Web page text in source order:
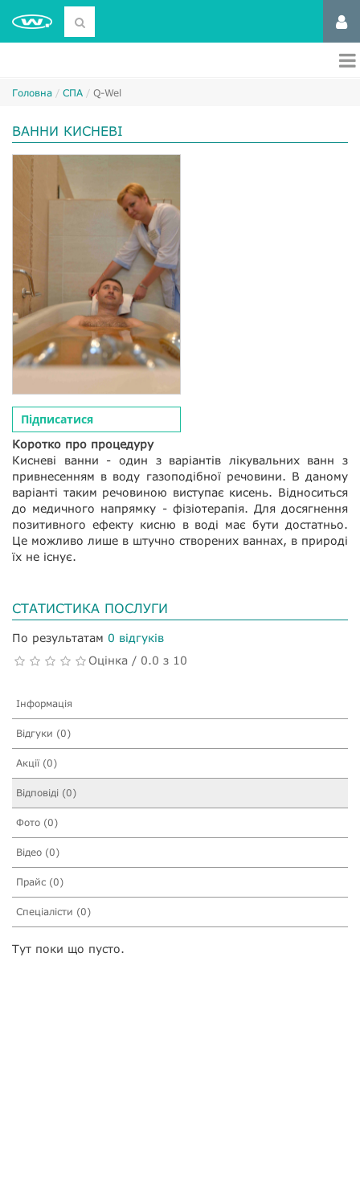
Головна СПА Q-Wel
ВАННИ КИСНЕВІ
Підписатися
Коротко про процедуру
Кисневі ванни - один з варіантів лікувальних ванн з
привнесенням в воду газоподібної речовини. В даному
варіанті таким речовиною виступає кисень. Відноситься
до медичного напрямку - фізіотерапія. Для досягнення
позитивного ефекту кисню в воді має бути достатньо.
Це можливо лише в штучно створених ваннах, в природі
їх не існує.
СТАТИСТИКА ПОСЛУГИ
По результатам 0 відгуків
Оцінка / 0.0 з 10
Інформація
Відгуки (0)
Акції (0)
Відповіді (0)
Фото (0)
Відео (0)
Прайс (0)
Спеціалісти (0)
Тут поки що пусто.